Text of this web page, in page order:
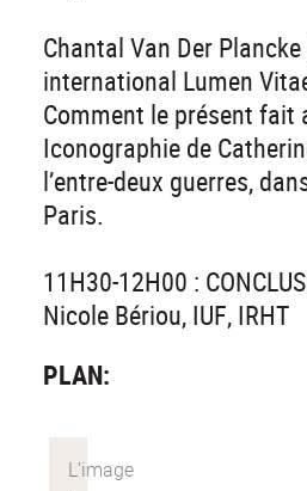
Chantal Van Der
international Lumen
Comment le présent fait
Iconographie de
l’entre-deux guerres,
Paris.
11H30-12H00 :
Nicole Bériou, IUF, IRHT
PLAN: